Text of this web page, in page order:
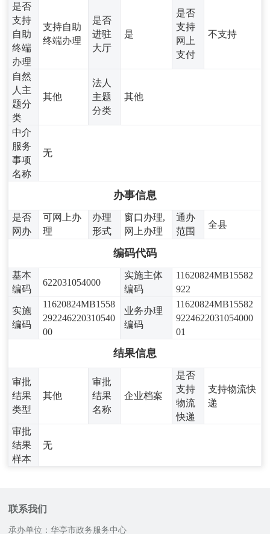
是否
支持
自助
终端
办理
支持自助
终端办理
是否
进驻
大厅
是
是否
支持
网上
支付
不支持
自然
人主
题分
类
其他
法人
主题
分类
其他
中介
服务
事项
名称
无
办事信息
是否
网办
可网上办
理
办理
形式
窗口办理,
网上办理
通办
范围
全县
编码代码
基本
编码
622031054000
实施主体
编码
11620824MB15582
922
实施
编码
11620824MB1558
292246220310540
00
业务办理
编码
11620824MB15582
9224622031054000
01
结果信息
审批
结果
类型
其他
审批
结果
名称
企业档案
是否
支持
物流
快递
支持物流快
递
审批
结果
样本
无
联系我们
承办单位：华亭市政务服务中心